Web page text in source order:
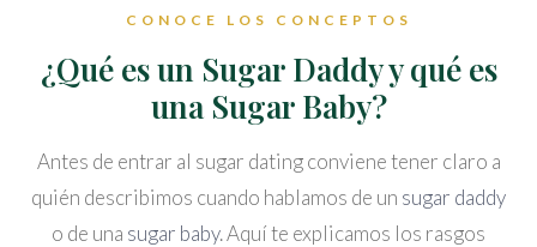
CONOCE LOS CONCEPTOS
¿Qué es un Sugar Daddy y qué es
una Sugar Baby?
Antes de entrar al sugar dating conviene tener claro a
quién describimos cuando hablamos de un sugar daddy
o de una sugar baby. Aquí te explicamos los rasgos